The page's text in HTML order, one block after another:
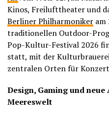
Kinos, Freilufttheater und
Berliner Philharmoniker am
traditionellen Outdoor-
Pop-Kultur-Festival 2026
statt, mit der
zentralen Orten für
Design, Gaming und
Meereswelt